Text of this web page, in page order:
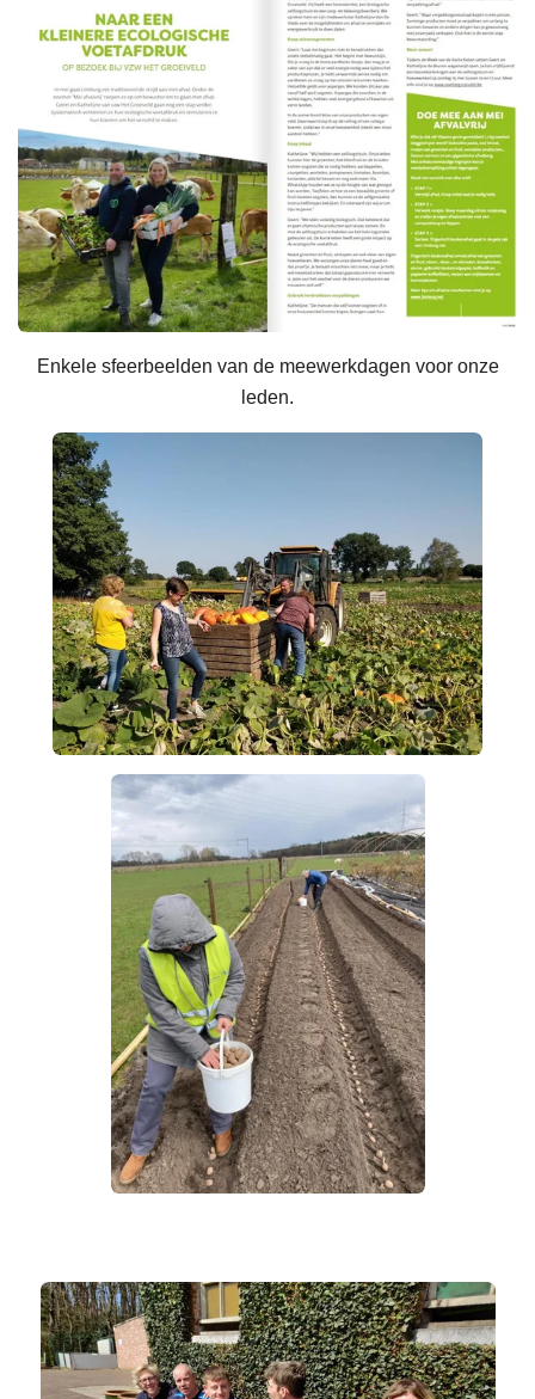
Enkele sfeerbeelden van de meewerkdagen voor onze
leden.